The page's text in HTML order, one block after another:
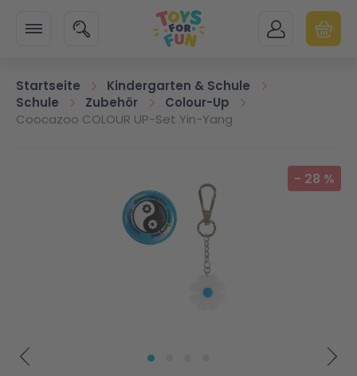
SUCHE MEIN KONTO
Startseite
Kindergarten & Schule
Schule
Zubehör
Colour-Up
Coocazoo COLOUR UP-Set Yin-Yang
- 28 %